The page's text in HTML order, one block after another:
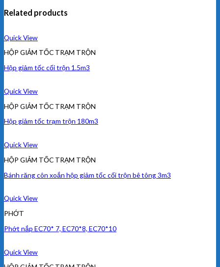
Related products
Quick View
HỘP GIẢM TỐC TRẠM TRỘN
Hộp giảm tốc cối trộn 1.5m3
Quick View
HỘP GIẢM TỐC TRẠM TRỘN
Hộp giảm tốc trạm trộn 180m3
Quick View
HỘP GIẢM TỐC TRẠM TRỘN
Bánh răng côn xoắn hộp giảm tốc cối trộn bê tông 3m3
Quick View
PHỚT
Phớt nắp EC70* 7, EC70*8, EC70*10
Quick View